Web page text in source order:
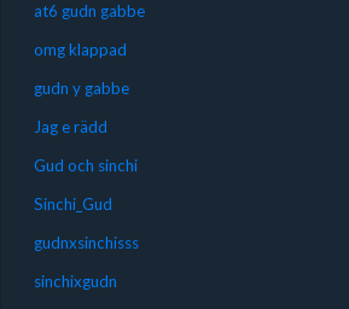
at6 gudn gabbe
omg klappad
gudn y gabbe
Jag e rädd
Gud och sinchi
Sinchi_Gud
gudnxsinchisss
sinchixgudn